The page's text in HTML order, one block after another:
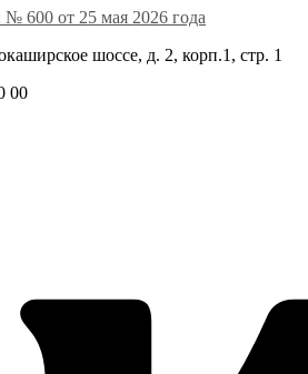
600 от 25 мая 2026 года
шоссе, д. 2, корп.1, стр. 1
00